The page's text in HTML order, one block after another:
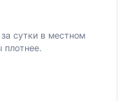
сутки в местном